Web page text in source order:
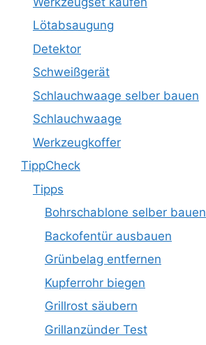
Lötabsaugung
Detektor
Schweißgerät
Schlauchwaage selber bauen
Schlauchwaage
Werkzeugkoffer
TippCheck
Tipps
Bohrschablone selber bauen
Backofentür ausbauen
Grünbelag entfernen
Kupferrohr biegen
Grillrost säubern
Grillanzünder Test